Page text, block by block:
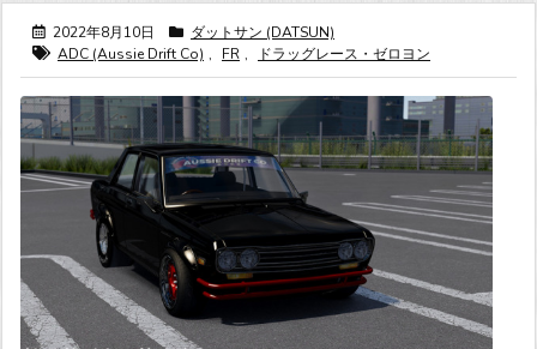
2022年8月10日
ダットサン (DATSUN)
ADC (Aussie Drift Co) , FR , ドラッグレース・ゼロヨン